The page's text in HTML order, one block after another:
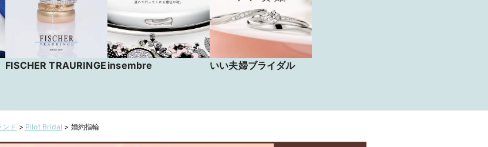
FISCHER TRAURINGE insembre いい夫婦ブライダル
ンド > Pilot Bridal > 婚約指輪